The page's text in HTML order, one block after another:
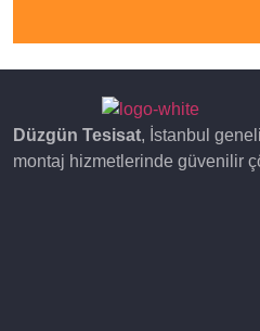
Düzgün Tesisat, İstanbul
montaj hizmetlerinde güvenilir